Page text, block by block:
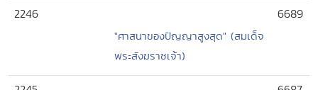
2246
"ศาสนาของปัญญาสูงสุด" (สมเด็จ
พระสังฆราชเจ้า)
6689